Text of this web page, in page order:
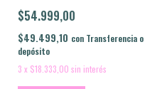
$54.999,00
$49.499,10 con Transferencia o
depósito
3 x $18.333,00 sin interés